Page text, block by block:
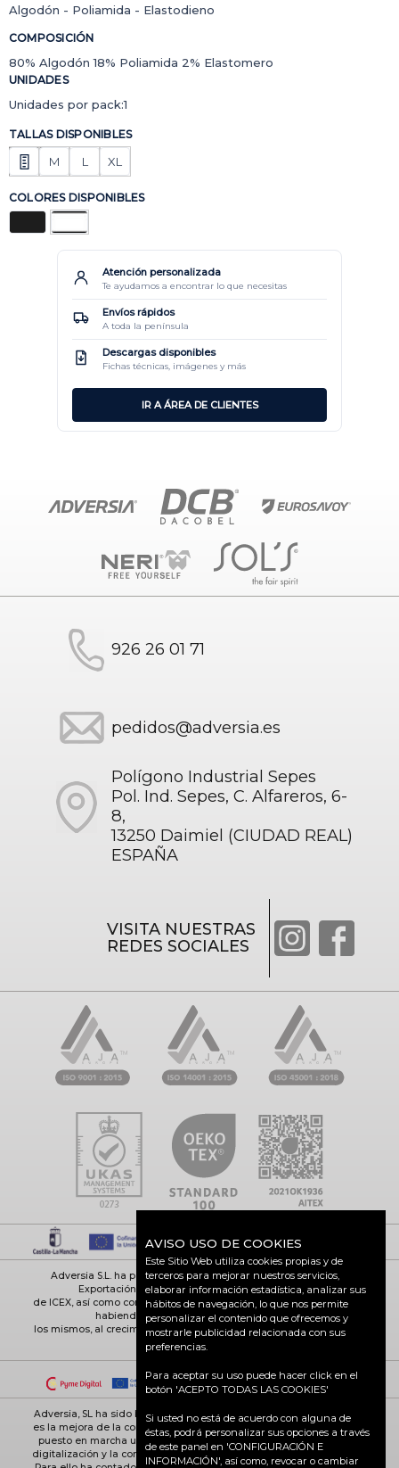
Algodón - Poliamida - Elastodieno
COMPOSICIÓN
80% Algodón 18% Poliamida 2% Elastomero
UNIDADES
Unidades por pack:1
TALLAS DISPONIBLES
M L XL
COLORES DISPONIBLES
Atención personalizada
Te ayudamos a encontrar lo que necesitas
Envíos rápidos
A toda la península
Descargas disponibles
Fichas técnicas, imágenes y más
IR A ÁREA DE CLIENTES
926 26 01 71
pedidos@adversia.es
Polígono Industrial Sepes
Pol. Ind. Sepes, C. Alfareros, 6-
8,
13250 Daimiel (CIUDAD REAL)
ESPAÑA
VISITA NUESTRAS
REDES SOCIALES
Adversia S.L. ha participado en el Programa de Iniciación a la
Exportación ICEX-Next, y ha contado con el apoyo
de ICEX, así como con la cofinanciación de Fondos europeos FEDER,
habiendo contribuido según la medida de
los mismos, al crecimiento económico de esta empresa, su región y
de España en su conjunto
Adversia, SL ha sido beneficiaria de Fondos Europeos, cuyo objetivo
es la mejora de la competitividad de las PYMES, y gracias al cual ha
puesto en marcha un Plan de Acción con el objetivo de reforzar la
digitalización y la competitividad de las pymes durante el año 2025.
AVISO USO DE COOKIES
Este Sitio Web utiliza cookies propias y de
terceros para mejorar nuestros servicios,
elaborar información estadística, analizar sus
hábitos de navegación, lo que nos permite
personalizar el contenido que ofrecemos y
mostrarle publicidad relacionada con sus
preferencias.
Para aceptar su uso puede hacer click en el
botón 'ACEPTO TODAS LAS COOKIES'
Si usted no está de acuerdo con alguna de
éstas, podrá personalizar sus opciones a través
de este panel en 'CONFIGURACIÓN E
INFORMACIÓN', así como, revocar o cambiar